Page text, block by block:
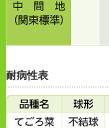
耐病性表